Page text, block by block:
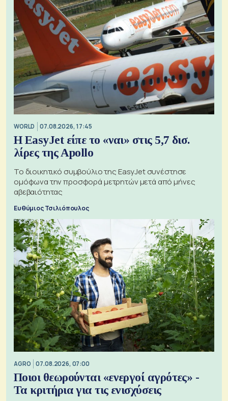
WORLD 07.08.2026, 17:45
Η EasyJet είπε το «ναι» στις 5,7 δισ.
λίρες της Apollo
Το διοικητικό συμβούλιο της EasyJet συνέστησε
ομόφωνα την προσφορά μετρητών μετά από μήνες
αβεβαιότητας
Ευθύμιος Τσιλιόπουλος
AGRO 07.08.2026, 07:00
Ποιοι θεωρούνται «ενεργοί αγρότες» -
Τα κριτήρια για τις ενισχύσεις